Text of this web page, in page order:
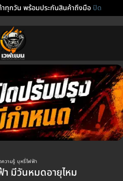
ทุกวัน พร้อมประกันสินค้าถึงมือปิด
ความรู้ บุหรี่ไฟฟ้า
า มีวันหมดอายุไหม